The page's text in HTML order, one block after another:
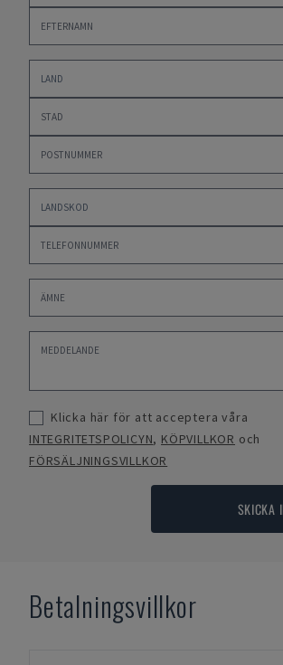
Klicka här för att acceptera våra
INTEGRITETSPOLICYN, KÖPVILLKOR och
FÖRSÄLJNINGSVILLKOR
SKICKA
Betalningsvillkor